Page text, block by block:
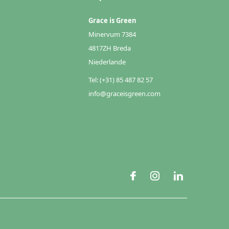
Grace is Green
Minervum 7384
4817ZH Breda
Niederlande
Tel: (+31) 85 487 82 57
info@graceisgreen.com